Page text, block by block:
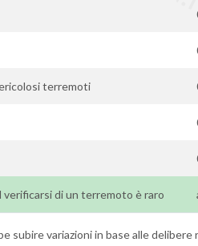
terremoti
verificarsi di un terremoto è raro
subire variazioni in base alle delibere